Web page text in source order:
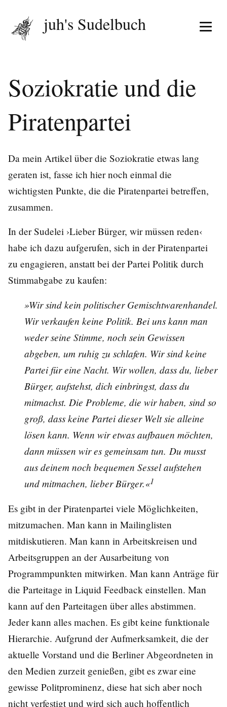
Menü
juh's Sudelbuch
Soziokratie und die
Piratenpartei
Da mein Artikel über die Soziokratie etwas lang
geraten ist, fasse ich hier noch einmal die
wichtigsten Punkte, die die Piratenpartei betreffen,
zusammen.
In der Sudelei ›Lieber Bürger, wir müssen reden‹
habe ich dazu aufgerufen, sich in der Piratenpartei
zu engagieren, anstatt bei der Partei Politik durch
Stimmabgabe zu kaufen:
»Wir sind kein politischer Gemischtwarenhandel.
Wir verkaufen keine Politik. Bei uns kann man
weder seine Stimme, noch sein Gewissen
abgeben, um ruhig zu schlafen. Wir sind keine
Partei für eine Nacht. Wir wollen, dass du, lieber
Bürger, aufstehst, dich einbringst, dass du
mitmachst. Die Probleme, die wir haben, sind so
groß, dass keine Partei dieser Welt sie alleine
lösen kann. Wenn wir etwas aufbauen möchten,
dann müssen wir es gemeinsam tun. Du musst
aus deinem noch bequemen Sessel aufstehen
und mitmachen, lieber Bürger.«1
Es gibt in der Piratenpartei viele Möglichkeiten,
mitzumachen. Man kann in Mailinglisten
mitdiskutieren. Man kann in Arbeitskreisen und
Arbeitsgruppen an der Ausarbeitung von
Programmpunkten mitwirken. Man kann Anträge für
die Parteitage in Liquid Feedback einstellen. Man
kann auf den Parteitagen über alles abstimmen.
Jeder kann alles machen. Es gibt keine funktionale
Hierarchie. Aufgrund der Aufmerksamkeit, die der
aktuelle Vorstand und die Berliner Abgeordneten in
den Medien zurzeit genießen, gibt es zwar eine
gewisse Politprominenz, diese hat sich aber noch
nicht verfestigt und wird sich auch hoffentlich